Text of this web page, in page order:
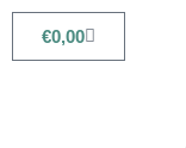
€0,00